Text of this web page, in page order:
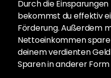
Durch die
bekommst du effektiv
Förderung. Außerdem
Nettoeinkommen
deinem verdienten
Sparen in anderer Form